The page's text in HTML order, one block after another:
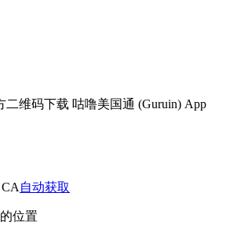
维码下载 咕噜美国通 (Guruin) App
自动获取
位置